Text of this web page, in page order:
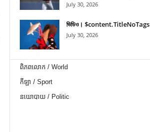
July 30, 2026
ভিডিও। $content.TitleNoTags
July 30, 2026
ពិភពលោក / World
កីឡា / Sport
នយោបាយ / Politic